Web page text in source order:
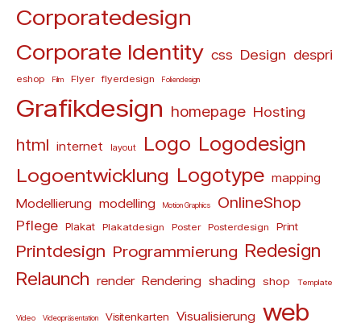
Corporatedesign
Corporate Identity css Design despri
eshop Film Flyer flyerdesign Foliendesign
Grafikdesign homepage Hosting
html internet layout Logo Logodesign
Logoentwicklung Logotype mapping
Modellierung modelling Motion Graphics OnlineShop
Pflege Plakat Plakatdesign Poster Posterdesign Print
Printdesign Programmierung Redesign
Relaunch render Rendering shading shop Template
Video Videopräsentation Visitenkarten Visualisierung web